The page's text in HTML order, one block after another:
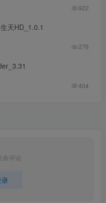
922
天HD_1.0.1
276
404
表评论